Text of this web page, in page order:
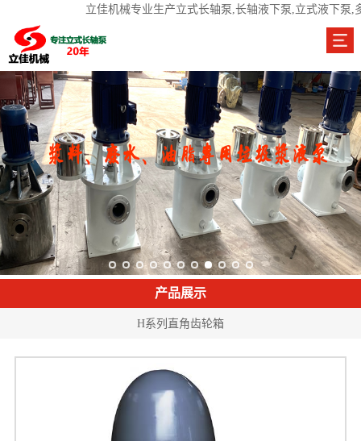
立佳机械专业生产立式长轴泵,长轴液下泵,立式液下
产品展示
H系列直角齿轮箱